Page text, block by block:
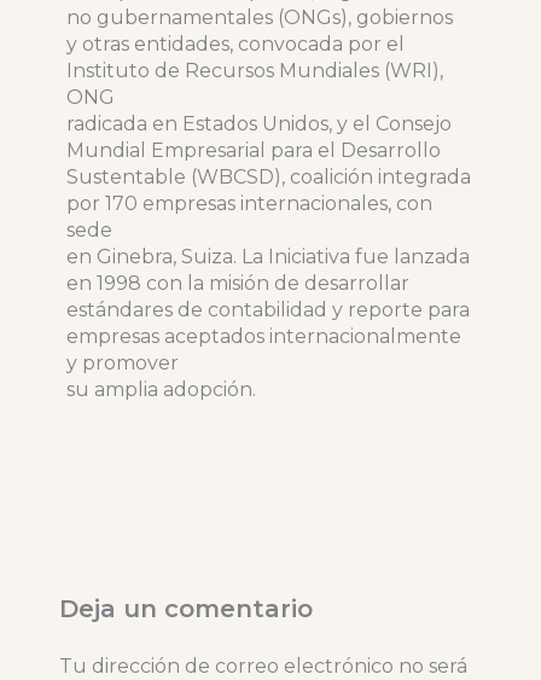
no gubernamentales (ONGs), gobiernos
y otras entidades, convocada por el
Instituto de Recursos Mundiales (WRI),
ONG
radicada en Estados Unidos, y el Consejo
Mundial Empresarial para el Desarrollo
Sustentable (WBCSD), coalición integrada
por 170 empresas internacionales, con
sede
en Ginebra, Suiza. La Iniciativa fue lanzada
en 1998 con la misión de desarrollar
estándares de contabilidad y reporte para
empresas aceptados internacionalmente
y promover
su amplia adopción.
Deja un comentario
Tu dirección de correo electrónico no será